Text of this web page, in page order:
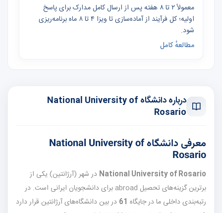
معمولاً ۲ تا ۸ هفته پس از ارسال کامل مدارک برای پاسخ
اولیه؛ کل فرآیند از آماده‌سازی تا ویزا ۴ تا ۸ ماه برنامه‌ریزی
شود.
مطالعهٔ کامل
درباره دانشگاه National University of
Rosario
معرفی دانشگاه National University of
Rosario
National University of Rosario در شهر(آرژانتین) یکی از
برترین گزینه‌های تحصیل abroad برای دانشجویان ایرانی است. در
رتبه‌بندی داخلی ما در جایگاه 61 در بین دانشگاه‌های آرژانتین قرار دارد